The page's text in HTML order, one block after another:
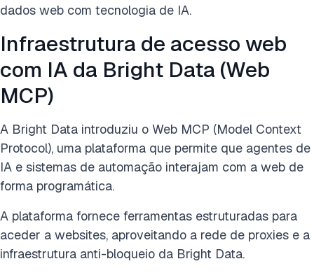
dados web com tecnologia de IA.
Infraestrutura de acesso web
com IA da Bright Data (Web
MCP)
A Bright Data introduziu o Web MCP (Model Context
Protocol), uma plataforma que permite que agentes de
IA e sistemas de automação interajam com a web de
forma programática.
A plataforma fornece ferramentas estruturadas para
aceder a websites, aproveitando a rede de proxies e a
infraestrutura anti-bloqueio da Bright Data.